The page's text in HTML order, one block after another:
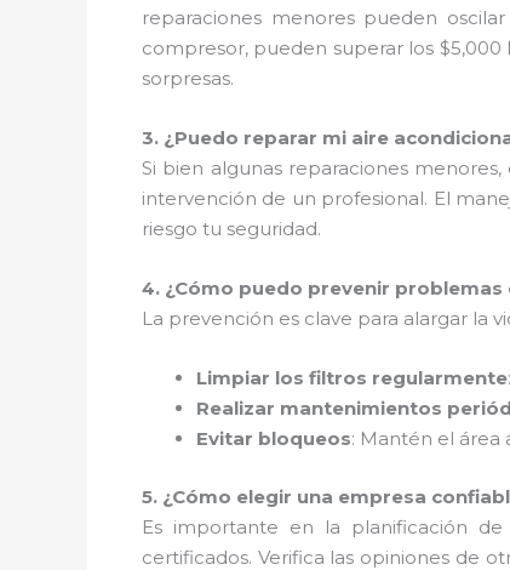
reparaciones menores pueden
compresor, pueden superar los
sorpresas.
3. ¿Puedo reparar mi aire
Si bien algunas reparaciones
intervención de un profesional. El
riesgo tu seguridad.
4. ¿Cómo puedo prevenir problemas
La prevención es clave para alargar la
Limpiar los filtros regularmente
Realizar mantenimientos
Evitar bloqueos: Mantén el área
5. ¿Cómo elegir una empresa
Es importante en la planificación
certificados. Verifica las opiniones de